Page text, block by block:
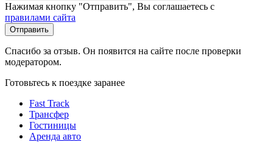
Нажимая кнопку "Отправить", Вы соглашаетесь с
правилами сайта
Отправить
Спасибо за отзыв. Он появится на сайте после проверки
модератором.
Готовьтесь к поездке заранее
Fast Track
Трансфер
Гостиницы
Аренда авто